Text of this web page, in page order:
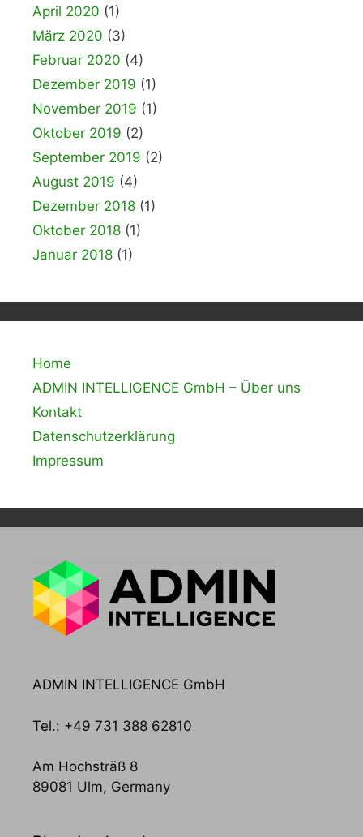
April 2020 (1)
März 2020 (3)
Februar 2020 (4)
Dezember 2019 (1)
November 2019 (1)
Oktober 2019 (2)
September 2019 (2)
August 2019 (4)
Dezember 2018 (1)
Oktober 2018 (1)
Januar 2018 (1)
Home
ADMIN INTELLIGENCE GmbH – Über uns
Kontakt
Datenschutzerklärung
Impressum
ADMIN INTELLIGENCE GmbH
Tel.: +49 731 388 62810
Am Hochsträß 8
89081 Ulm, Germany